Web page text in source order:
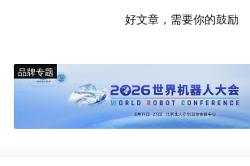
好文章，需要你的鼓励
品牌专题